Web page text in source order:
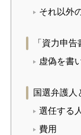
それ以外
「資力申
虚偽を書
国選弁護人
選任する
費用